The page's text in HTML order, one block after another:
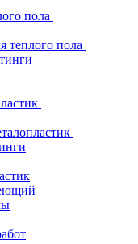
пола
теплого пола